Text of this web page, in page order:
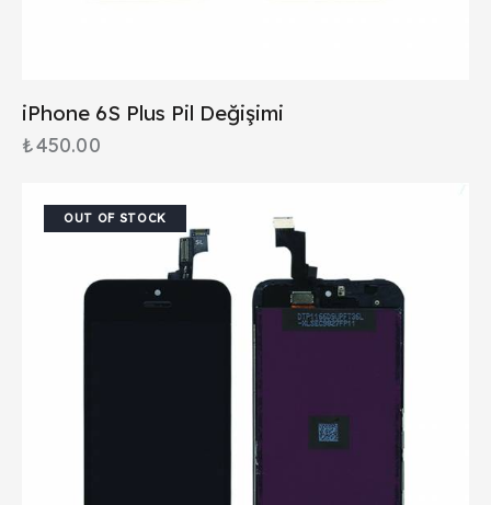
iPhone 6S Plus Pil Değişimi
₺450.00
OUT OF STOCK